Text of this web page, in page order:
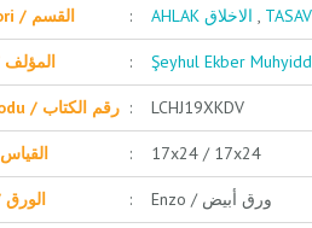
Kategori / القسم AHLAK الاخلاق ,
Yazar / المؤلف
Stok Kodu / رقم الكتاب LCHJ19XKDV
Ebat / القياس 17x24 / 17x24
Kağıt / الورق Enzo / ورق أبيض